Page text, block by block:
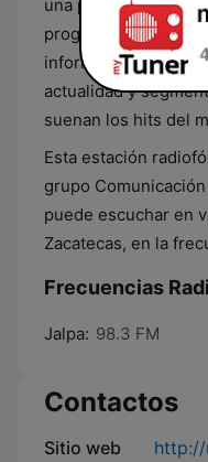
una programación
programas de
informativos con las
actualidad y
suenan los hits del
Esta estación
grupo
puede escuchar en
Zacatecas, en la
Frecuencias
Jalpa: 98.3 FM
Contactos
Sitio web
http://